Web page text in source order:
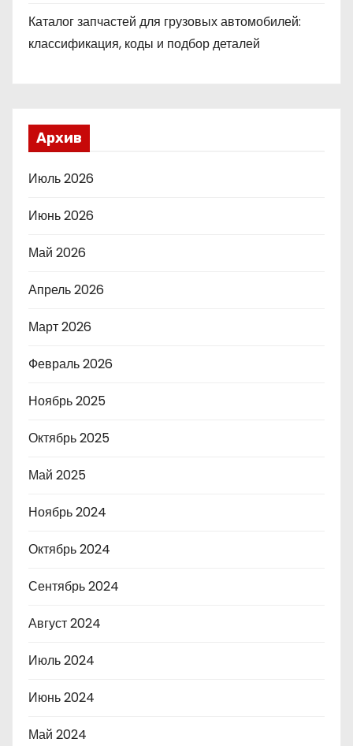
Каталог запчастей для грузовых автомобилей:
классификация, коды и подбор деталей
Архив
Июль 2026
Июнь 2026
Май 2026
Апрель 2026
Март 2026
Февраль 2026
Ноябрь 2025
Октябрь 2025
Май 2025
Ноябрь 2024
Октябрь 2024
Сентябрь 2024
Август 2024
Июль 2024
Июнь 2024
Май 2024